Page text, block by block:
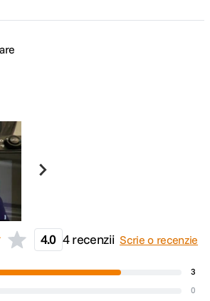
4.0 4 recenzii Scrie o recenzie
3
0